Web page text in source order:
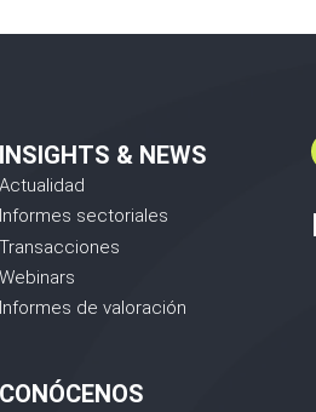
INSIGHTS & NEWS
Actualidad
Informes sectoriales
Transacciones
Webinars
Informes de valoración
CONÓCENOS